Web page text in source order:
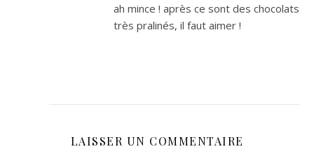
ah mince ! après ce sont des chocolats
très pralinés, il faut aimer !
LAISSER UN COMMENTAIRE